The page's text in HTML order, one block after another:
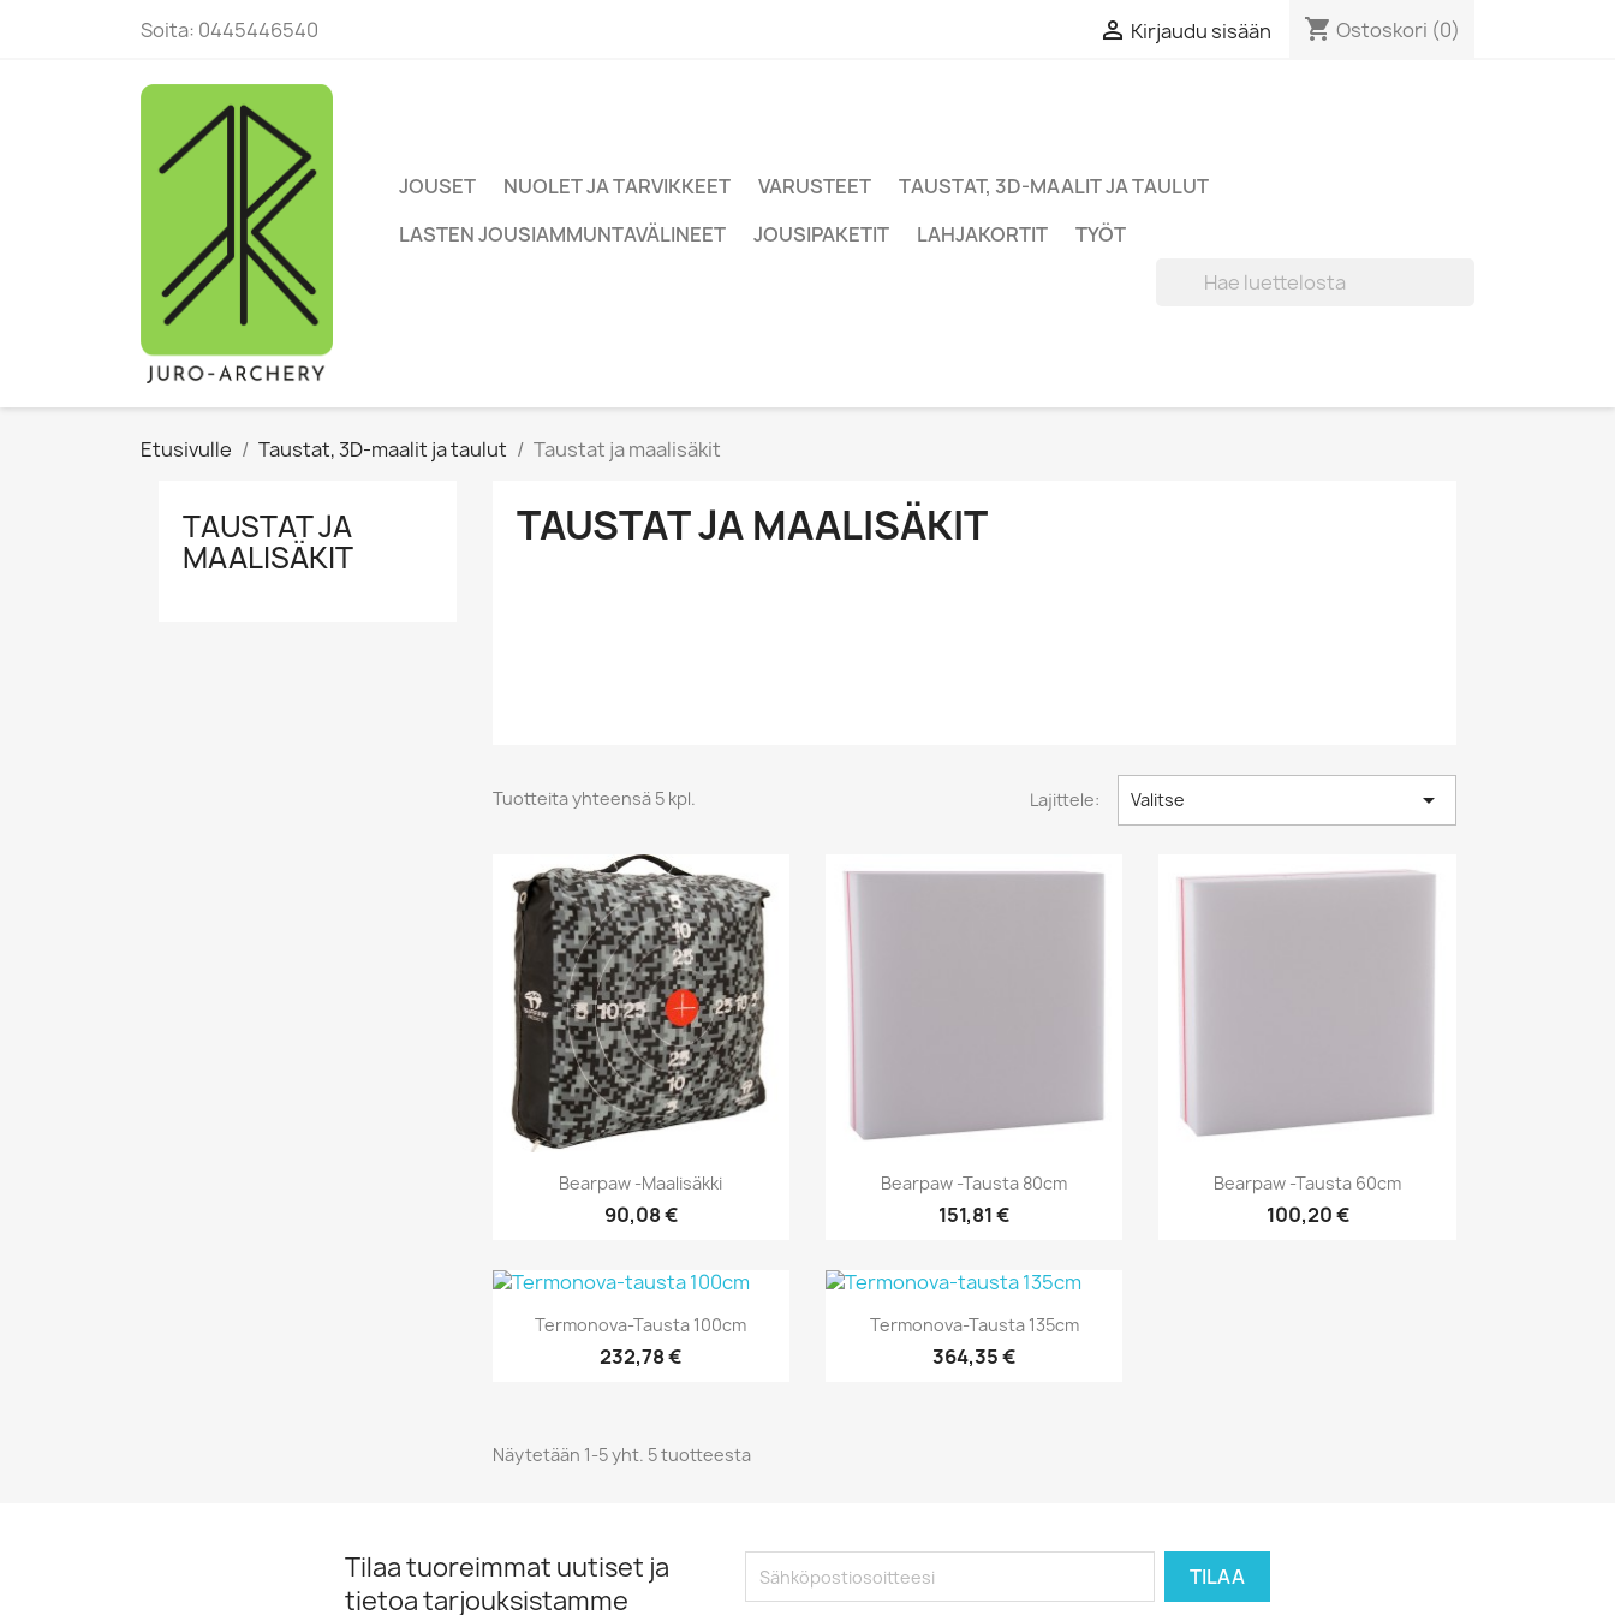
Soita: 0445446540  Kirjaudu sisään shopping_cart Ostoskori (0)
JOUSET NUOLET JA TARVIKKEET VARUSTEET
TAUSTAT, 3D-MAALIT JA TAULUT
LASTEN JOUSIAMMUNTAVÄLINEET
JOUSIPAKETIT LAHJAKORTIT TYÖT
Etusivulle Taustat, 3D-maalit ja taulut Taustat ja maalisäkit
TAUSTAT JA
MAALISÄKIT
TAUSTAT JA MAALISÄKIT
Tuotteita yhteensä 5 kpl. Lajittele: Valitse 
Pikakatselu
Bearpaw -maalisäkki
90,08 €
Pikakatselu
Bearpaw -tausta 80cm
151,81 €
Pikakatselu
Bearpaw -tausta 60cm
100,20 €
Pikakatselu
Termonova-Tausta 100cm
232,78 €
Pikakatselu
Termonova-Tausta 135cm
364,35 €
Näytetään 1-5 yht. 5 tuotteesta
Tilaa tuoreimmat uutiset ja
tietoa tarjouksistamme